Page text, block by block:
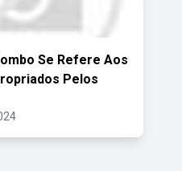
Se Refere Aos
Pelos